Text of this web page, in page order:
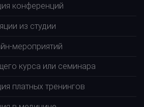
конференций
из студии
мероприятий
курса или семинара
платных тренингов